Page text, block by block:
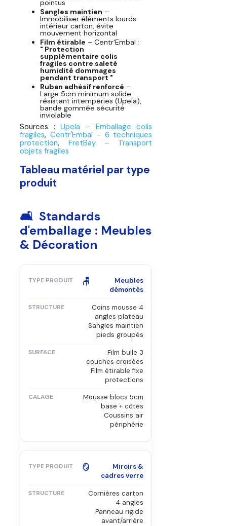
pointus
Sangles maintien –
Immobiliser éléments lourds
intérieur carton, évite
mouvement horizontal
Film étirable – Centr'Embal :
" Protection
supplémentaire colis
fragiles contre saleté
humidité dommages
pendant transport "
Ruban adhésif renforcé –
Large 5cm minimum solide
résistant intempéries (Upela),
bande gommée sécurité
inviolable
Sources :Upela – Emballage colis
fragiles, Centr'Embal – 6 techniques
protection, FretBay – Transport
objets fragiles
Tableau matériel par type
produit
🛋️ Standards
d'emballage : Meubles
& Décoration
🪑
Meubles
démontés
Coins mousse 4
angles plateau
Sangles maintien
pieds groupés
Film bulle 3
couches croisées
Film étirable fixe
protections
Mousse blocs 5cm
base + côtés
Coussins air
périphérie
🪞
Miroirs &
cadres verre
Cornières carton
4 angles
Panneau rigide
avant/arrière